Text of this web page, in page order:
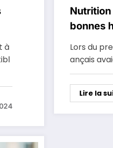
à
bonnes
Lors du
ançais
Lire la